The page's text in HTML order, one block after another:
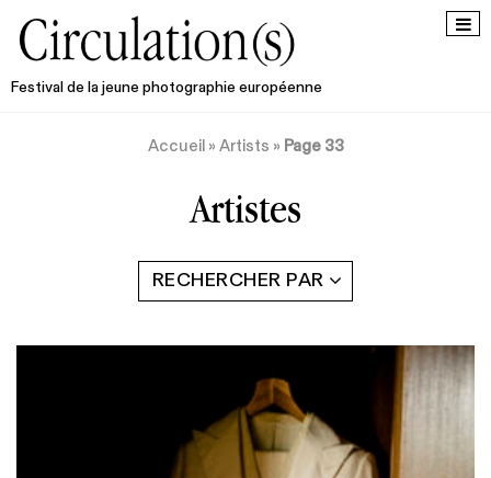
Festival de la jeune photographie européenne
Accueil » Artists » Page 33
Artistes
RECHERCHER PAR